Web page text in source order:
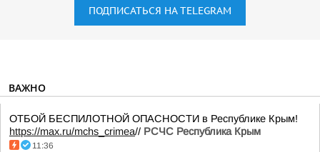
ПОДПИСАТЬСЯ НА TELEGRAM
ВАЖНО
ОТБОЙ БЕСПИЛОТНОЙ ОПАСНОСТИ в Республике Крым!
https://max.ru/mchs_crimea// РСЧС Республика Крым
11:36